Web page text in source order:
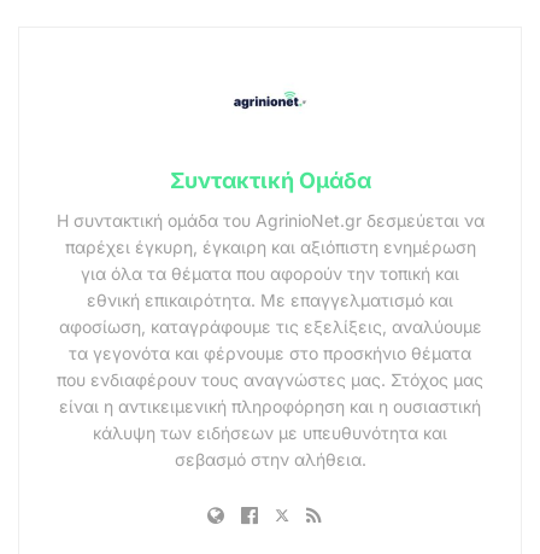
Συντακτική Ομάδα
Η συντακτική ομάδα του AgrinioNet.gr δεσμεύεται να
παρέχει έγκυρη, έγκαιρη και αξιόπιστη ενημέρωση
για όλα τα θέματα που αφορούν την τοπική και
εθνική επικαιρότητα. Με επαγγελματισμό και
αφοσίωση, καταγράφουμε τις εξελίξεις, αναλύουμε
τα γεγονότα και φέρνουμε στο προσκήνιο θέματα
που ενδιαφέρουν τους αναγνώστες μας. Στόχος μας
είναι η αντικειμενική πληροφόρηση και η ουσιαστική
κάλυψη των ειδήσεων με υπευθυνότητα και
σεβασμό στην αλήθεια.